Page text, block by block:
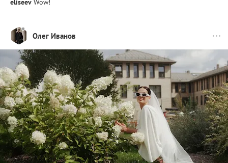
eliseev Wow!
Олег Иванов